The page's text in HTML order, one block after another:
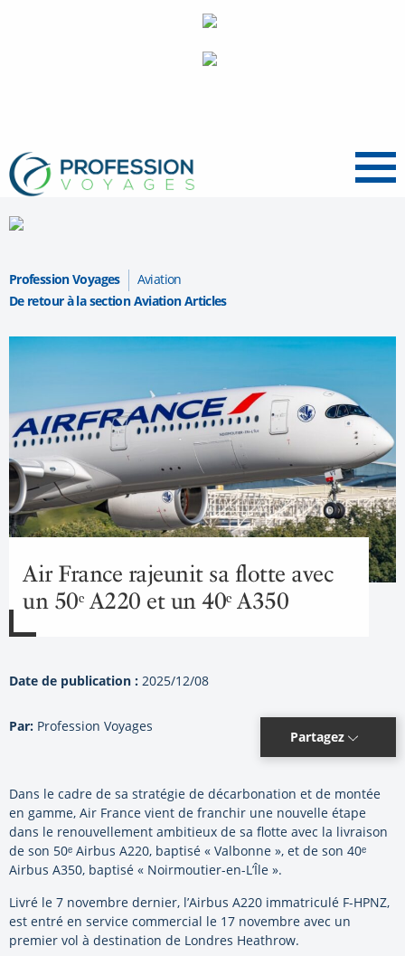
Menu
Profession Voyages
Aviation
De retour à la section Aviation Articles
Air France rajeunit sa flotte avec
un 50ᵉ A220 et un 40ᵉ A350
Date de publication : 2025/12/08
Par: Profession Voyages
Partagez
Dans le cadre de sa stratégie de décarbonation et de montée
en gamme, Air France vient de franchir une nouvelle étape
dans le renouvellement ambitieux de sa flotte avec la livraison
de son 50ᵉ Airbus A220, baptisé « Valbonne », et de son 40ᵉ
Airbus A350, baptisé « Noirmoutier-en-L’Île ».
Livré le 7 novembre dernier, l’Airbus A220 immatriculé F-HPNZ,
est entré en service commercial le 17 novembre avec un
premier vol à destination de Londres Heathrow.